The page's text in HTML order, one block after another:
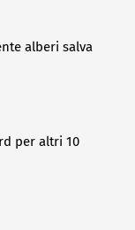
alberi salva
per altri 10